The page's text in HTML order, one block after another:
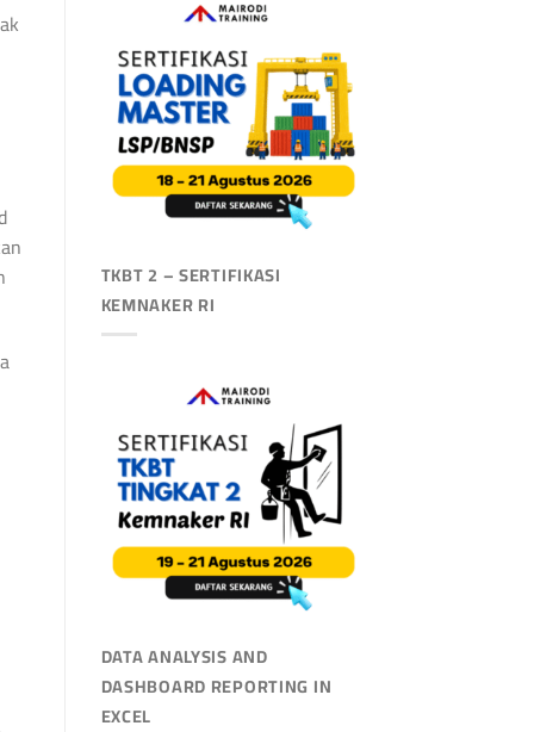
TKBT 2 – SERTIFIKASI
KEMNAKER RI
DATA ANALYSIS AND
DASHBOARD REPORTING IN
EXCEL